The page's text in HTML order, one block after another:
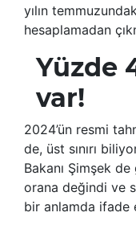
yılın
hesaplamadan
Yüzde
var!
2024’ün resmi
de, üst sınırı
Bakanı Şimşek
orana değindi ve
bir anlamda ifade